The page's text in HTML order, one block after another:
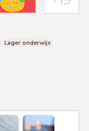
Lager onderwijs